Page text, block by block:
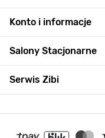
Konto i informacje
Salony Stacjonarne
Serwis Zibi